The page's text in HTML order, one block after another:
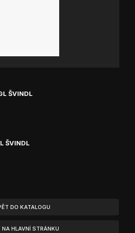
ŠVINDL
ŠVINDL
DO KATALOGU
NA HLAVNÍ STRÁNKU